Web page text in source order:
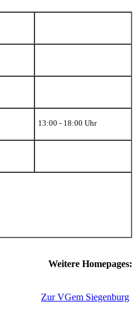
13:00 - 18:00 Uhr
Weitere Homepages:
Zur VGem Siegenburg